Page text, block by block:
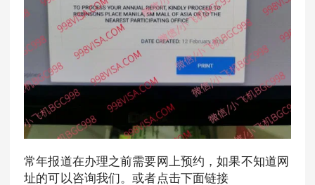
常年报道在办理之前需要网上预约，如果不知道网
址的可以咨询我们。或者点击下面链接